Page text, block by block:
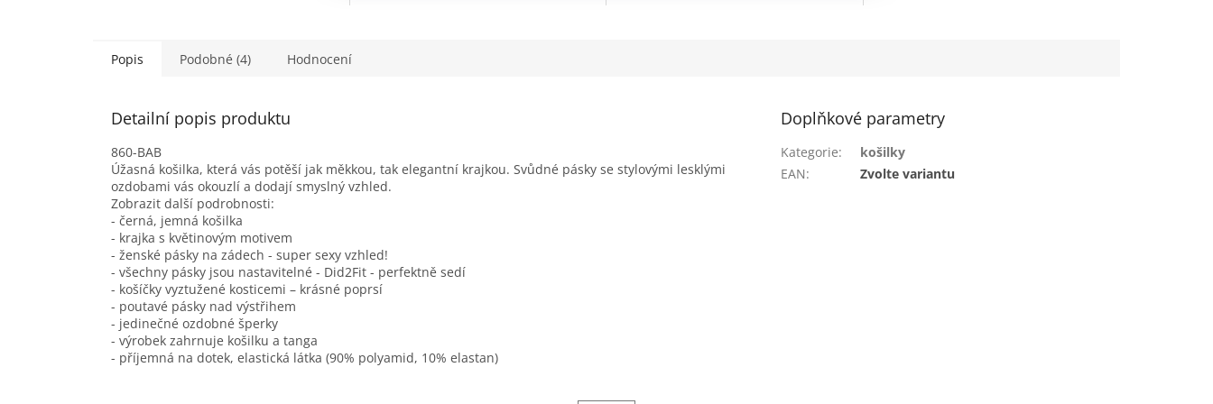
Popis Podobné (4) Hodnocení
Detailní popis produktu
860-BAB
Úžasná košilka, která vás potěší jak měkkou, tak elegantní krajkou. Svůdné pásky se stylovými lesklými
ozdobami vás okouzlí a dodají smyslný vzhled.
Zobrazit další podrobnosti:
- černá, jemná košilka
- krajka s květinovým motivem
- ženské pásky na zádech - super sexy vzhled!
- všechny pásky jsou nastavitelné - Did2Fit - perfektně sedí
- košíčky vyztužené kosticemi – krásné poprsí
- poutavé pásky nad výstřihem
- jedinečné ozdobné šperky
- výrobek zahrnuje košilku a tanga
- příjemná na dotek, elastická látka (90% polyamid, 10% elastan)
Doplňkové parametry
Kategorie:
košilky
EAN: Zvolte variantu